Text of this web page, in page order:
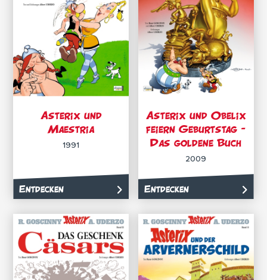
Asterix und
Maestria
1991
Entdecken
Asterix und Obelix
feiern Geburtstag –
Das goldene Buch
2009
Entdecken